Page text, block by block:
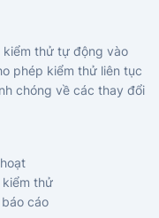
thử tự động vào
phép kiểm thử liên tục
chóng về các thay đổi
thử
cáo